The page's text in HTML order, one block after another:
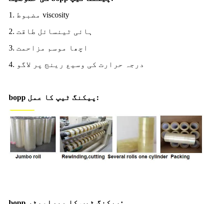
1. مضبوط viscosity
2. ہائی ٹینسائل طاقت
3. اچھا موسم مزاحمت
4. درجہ حرارت کی وسیع رینج پر لاگو
bopp پیکنگ ٹیپ کا عمل: